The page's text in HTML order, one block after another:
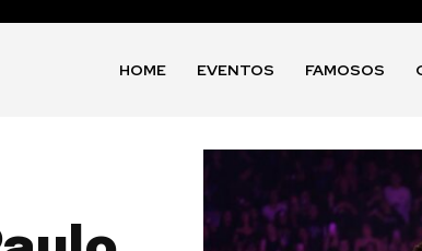
HOME EVENTOS FAMOSOS